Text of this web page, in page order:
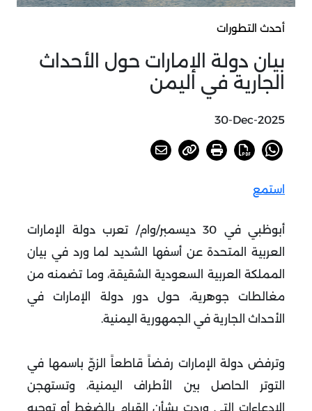
أحدث التطورات
بيان دولة الإمارات حول الأحداث
الجارية في اليمن
30-Dec-2025
استمع
أبوظبي في 30 ديسمبر/وام/ تعرب دولة الإمارات
العربية المتحدة عن أسفها الشديد لما ورد في بيان
المملكة العربية السعودية الشقيقة، وما تضمنه من
مغالطات جوهرية، حول دور دولة الإمارات في
الأحداث الجارية في الجمهورية اليمنية.
وترفض دولة الإمارات رفضاً قاطعاً الزجّ باسمها في
التوتر الحاصل بين الأطراف اليمنية، وتستهجن
الادعاءات التي وردت بشأن القيام بالضغط أو توجيه